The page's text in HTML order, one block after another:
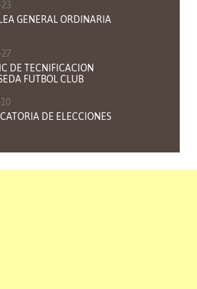
GENERAL ORDINARIA
DE TECNIFICACION
FUTBOL CLUB
DE ELECCIONES